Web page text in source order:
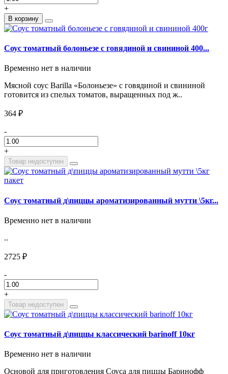
+
В корзину
Соус томатный болоньезе с говядиной и свининой 400...
Временно нет в наличии
Мясной соус Barilla «Болоньезе» с говядиной и свининой
готовится из спелых томатов, выращенных под ж..
364 ₽
-
+
Товар недоступен
Соус томатный д\пиццы ароматизированный мутти \5кг...
Временно нет в наличии
..
2725 ₽
-
+
Товар недоступен
Соус томатный д\пиццы классический barinoff 10кг
Временно нет в наличии
Основой для приготовления Соуса для пиццы Баринофф